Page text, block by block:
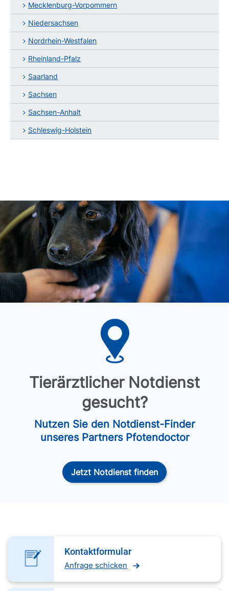
Mecklenburg-Vorpommern
Niedersachsen
Nordrhein-Westfalen
Rheinland-Pfalz
Saarland
Sachsen
Sachsen-Anhalt
Schleswig-Holstein
Tierärztlicher Notdienst
gesucht?
Nutzen Sie den Notdienst-Finder
unseres Partners Pfotendoctor
Jetzt Notdienst finden
Kontaktformular
Anfrage schicken